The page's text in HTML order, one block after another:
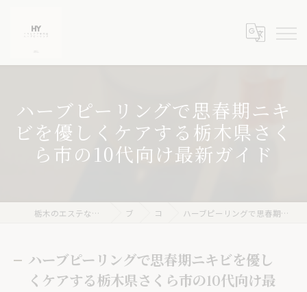
ハーブピーリングで思春期ニキ
ビを優しくケアする栃木県さく
ら市の10代向け最新ガイド
栃木のエステならニキビケア専門店 ハーブピーリングHY ブログ コラム ハーブピーリングで思春期ニキビを優しくケアする栃木県さくら市の10代向け最新ガイド
ハーブピーリングで思春期ニキビを優し
くケアする栃木県さくら市の10代向け最